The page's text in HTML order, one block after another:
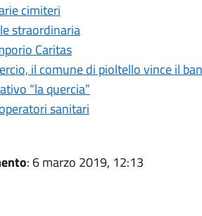
cimiteri
straordinaria
Caritas
il comune di pioltello vince il
“la quercia”
sanitari
: 6 marzo 2019, 12:13